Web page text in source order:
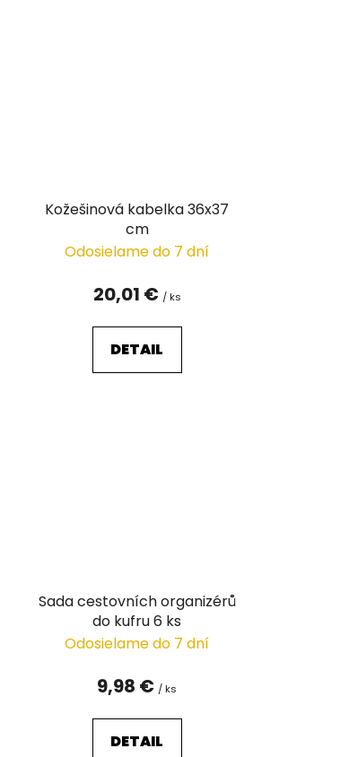
Kožešinová kabelka 36x37
cm
Odosielame do 7 dní
20,01 € / ks
DETAIL
Sada cestovních organizérů
do kufru 6 ks
Odosielame do 7 dní
9,98 € / ks
DETAIL